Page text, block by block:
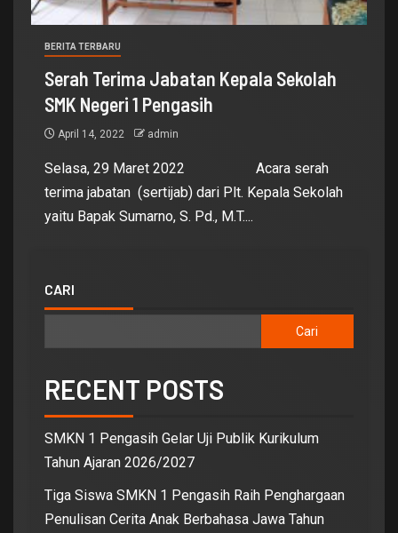
BERITA TERBARU
Serah Terima Jabatan Kepala Sekolah
SMK Negeri 1 Pengasih
April 14, 2022 admin
Selasa, 29 Maret 2022 Acara serah
terima jabatan (sertijab) dari Plt. Kepala Sekolah
yaitu Bapak Sumarno, S. Pd., M.T....
CARI
Cari
RECENT POSTS
SMKN 1 Pengasih Gelar Uji Publik Kurikulum
Tahun Ajaran 2026/2027
Tiga Siswa SMKN 1 Pengasih Raih Penghargaan
Penulisan Cerita Anak Berbahasa Jawa Tahun